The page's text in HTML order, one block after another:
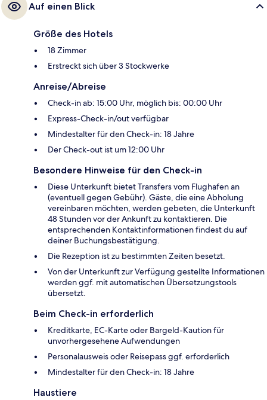
Auf einen Blick
Größe des Hotels
18 Zimmer
Erstreckt sich über 3 Stockwerke
Anreise/Abreise
Check-in ab: 15:00 Uhr, möglich bis: 00:00 Uhr
Express-Check-in/out verfügbar
Mindestalter für den Check-in: 18 Jahre
Der Check-out ist um 12:00 Uhr
Besondere Hinweise für den Check-in
Diese Unterkunft bietet Transfers vom Flughafen an
(eventuell gegen Gebühr). Gäste, die eine Abholung
vereinbaren möchten, werden gebeten, die Unterkunft
48 Stunden vor der Ankunft zu kontaktieren. Die
entsprechenden Kontaktinformationen findest du auf
deiner Buchungsbestätigung.
Die Rezeption ist zu bestimmten Zeiten besetzt.
Von der Unterkunft zur Verfügung gestellte Informationen
werden ggf. mit automatischen Übersetzungstools
übersetzt.
Beim Check-in erforderlich
Kreditkarte, EC-Karte oder Bargeld-Kaution für
unvorhergesehene Aufwendungen
Personalausweis oder Reisepass ggf. erforderlich
Mindestalter für den Check-in: 18 Jahre
Haustiere